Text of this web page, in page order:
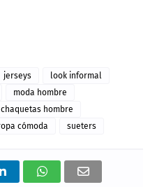
jerseys
look informal
moda hombre
hombre
cómoda sueters